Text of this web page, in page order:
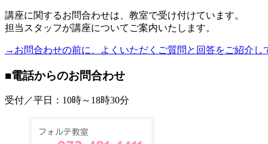
講座に関するお問合わせは、教室で受け付けています。
担当スタッフが講座についてご案内いたします。
→お問合わせの前に、よくいただくご質問と回答をご紹介し
■電話からのお問合わせ
受付／平日：10時～18時30分